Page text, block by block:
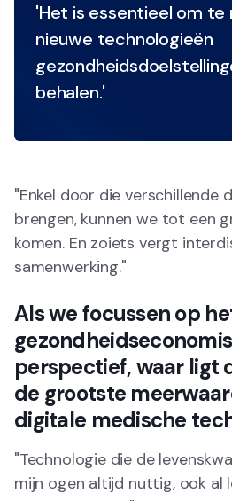
'Het is essentieel om te
nieuwe technologieën
behalen.'
"Enkel door die verschillende
brengen, kunnen we tot een
komen. En zoiets vergt
samenwerking."
Als we focussen op
perspectief, waar ligt
de grootste
digitale medische
"Technologie die de
mijn ogen altijd nuttig, ook al